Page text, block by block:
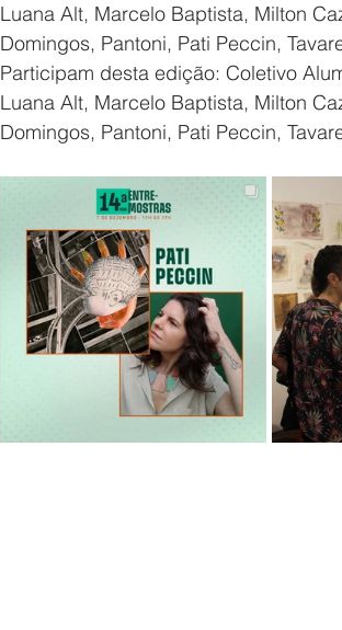
Luana Alt, Marcelo Baptista, Milton
Domingos, Pantoni, Pati Peccin,
Participam desta edição: Coletivo
Luana Alt, Marcelo Baptista, Milton
Domingos, Pantoni, Pati Peccin,